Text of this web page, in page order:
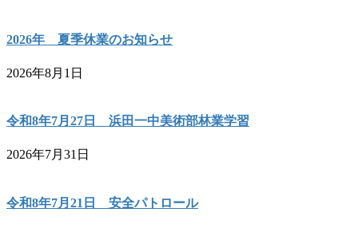
2026年 夏季休業のお知らせ
2026年8月1日
令和8年7月27日 浜田一中美術部林業学習
2026年7月31日
令和8年7月21日 安全パトロール